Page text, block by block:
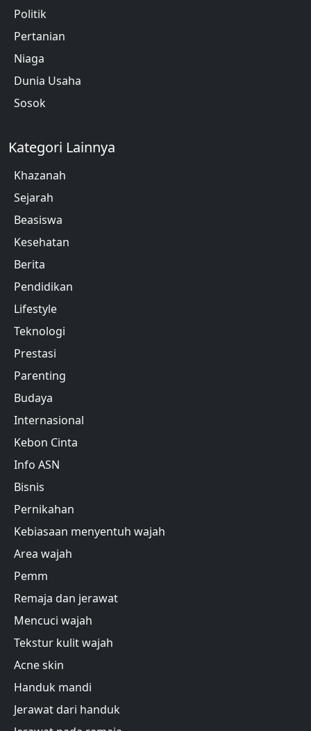
Politik
Pertanian
Niaga
Dunia Usaha
Sosok
Kategori Lainnya
Khazanah
Sejarah
Beasiswa
Kesehatan
Berita
Pendidikan
Lifestyle
Teknologi
Prestasi
Parenting
Budaya
Internasional
Kebon Cinta
Info ASN
Bisnis
Pernikahan
Kebiasaan menyentuh wajah
Area wajah
Pemm
Remaja dan jerawat
Mencuci wajah
Tekstur kulit wajah
Acne skin
Handuk mandi
Jerawat dari handuk